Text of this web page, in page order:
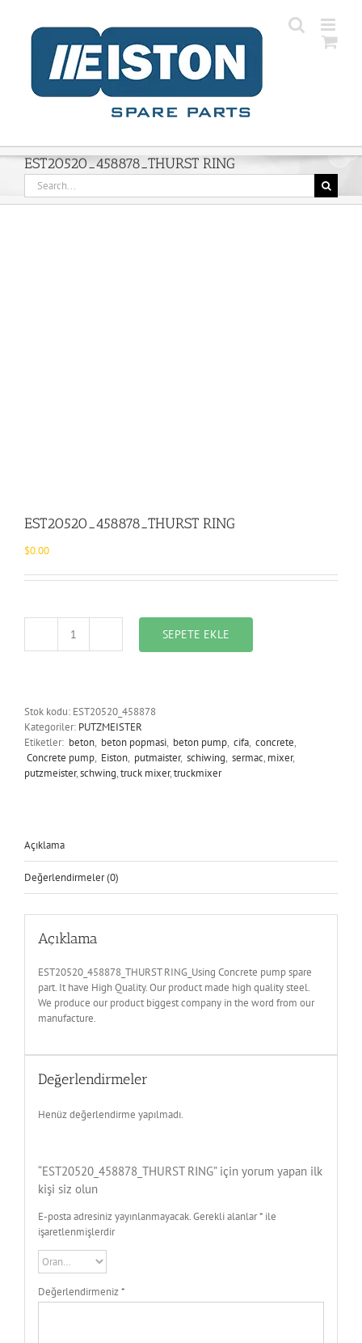
content
EST20520_458878_THURST RING
Search
for:
EST20520_458878_THURST RING
$0.00
EST20520_458878_THURSTSEPETE EKLE
Stok kodu: EST20520_458878
Kategoriler: PUTZMEISTER
Etiketler: beton, beton popmasi, beton pump, cifa, concrete,
Concrete pump, Eiston, putmaister, schiwing, sermac, mixer,
putzmeister,schwing,truck mixer,truckmixer
Açıklama
Değerlendirmeler (0)
Açıklama
EST20520_458878_THURST RING_Using Concrete pump spare
part. It have High Quality. Our product made high quality steel.
We produce our product biggest company in the word from our
manufacture.
Değerlendirmeler
Henüz değerlendirme yapılmadı.
“EST20520_458878_THURST RING” için yorum yapan ilk
kişi siz olun
E-posta adresiniz yayınlanmayacak. Gerekli alanlar*ile
işaretlenmişlerdir
Değerlendirmeniz*